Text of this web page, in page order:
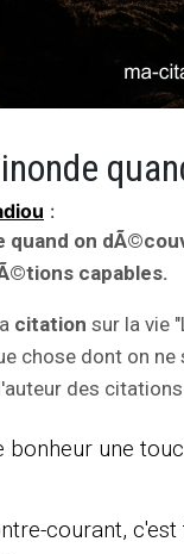
:
quand on
capables.
citation sur la vie
chose dont on
des citations
bonheur une
courant,